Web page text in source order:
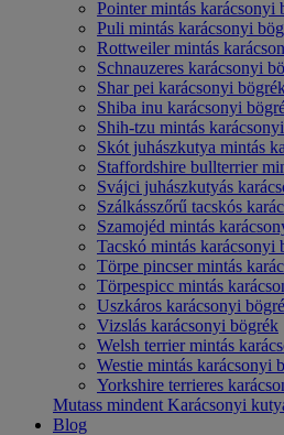
Pointer mintás karácsonyi
Puli mintás karácsonyi
Rottweiler mintás
Schnauzeres karácsonyi
Shar pei karácsonyi
Shiba inu karácsonyi
Shih-tzu mintás
Skót juhászkutya mintás
Staffordshire bullterrier
Svájci juhászkutyás
Szálkásszőrű tacskós
Szamojéd mintás
Tacskó mintás karácsonyi
Törpe pincser mintás
Törpespicc mintás
Uszkáros karácsonyi
Vizslás karácsonyi bögrék
Welsh terrier mintás
Westie mintás karácsonyi
Yorkshire terrieres
Mutass mindent Karácsonyi
Blog